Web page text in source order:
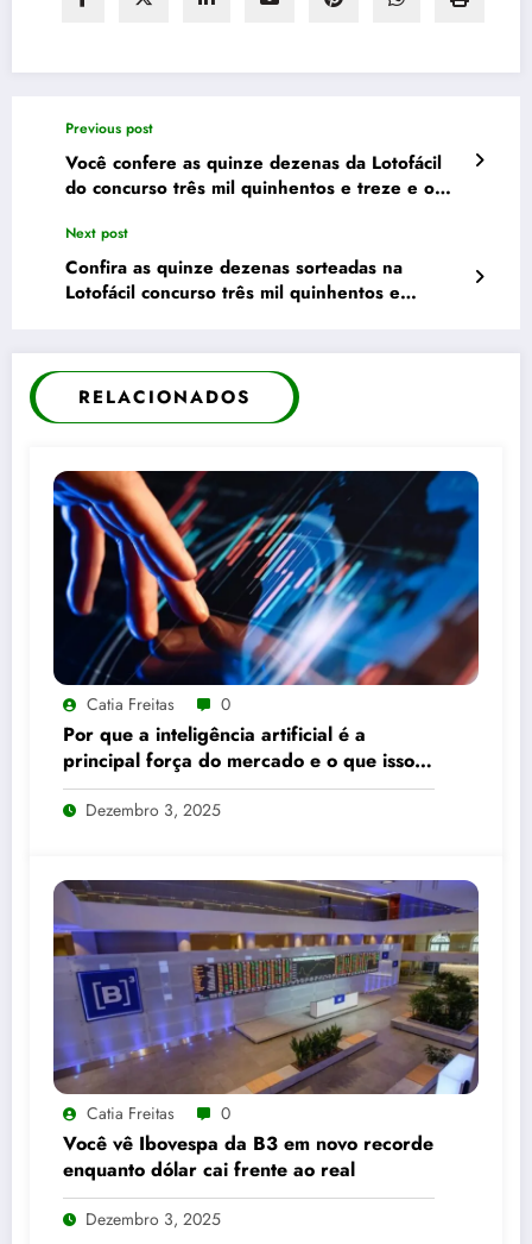
Previous post
Você confere as quinze dezenas da Lotofácil
do concurso três mil quinhentos e treze e o
reais
Next post
Confira as quinze dezenas sorteadas na
Lotofácil concurso três mil quinhentos e
RELACIONADOS
Catia Freitas 0
Por que a inteligência artificial é a
principal força do mercado e o que isso
significa para seus investimentos
Dezembro 3, 2025
Catia Freitas 0
Você vê Ibovespa da B3 em novo recorde
enquanto dólar cai frente ao real
Dezembro 3, 2025